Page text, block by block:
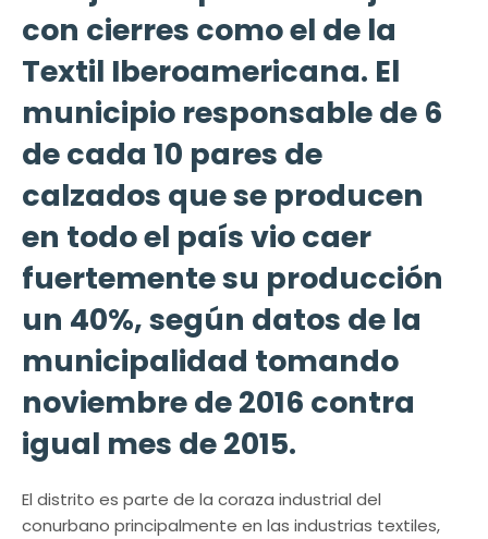
con cierres como el de la
Textil Iberoamericana. El
municipio responsable de 6
de cada 10 pares de
calzados que se producen
en todo el país vio caer
fuertemente su producción
un 40%, según datos de la
municipalidad tomando
noviembre de 2016 contra
igual mes de 2015.
El distrito es parte de la coraza industrial del
conurbano principalmente en las industrias textiles,